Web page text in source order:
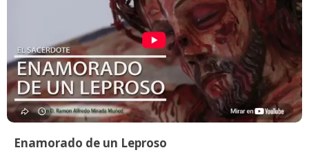
Enamorado de un Leproso